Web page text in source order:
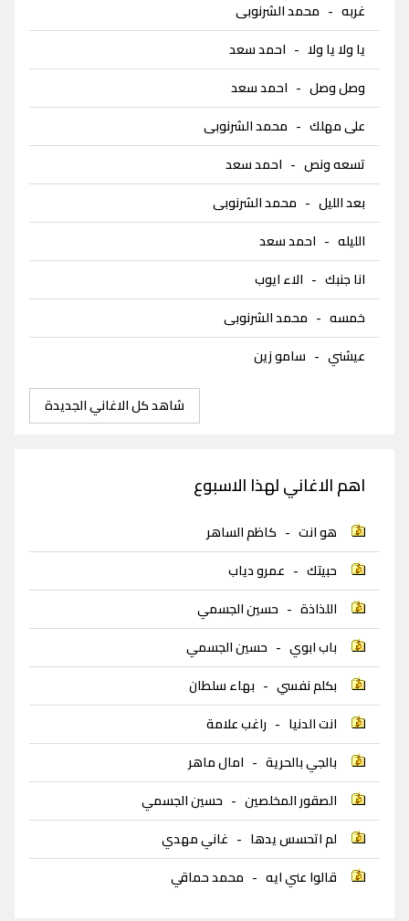
غربه - محمد الشرنوبى
يا ولا يا ولا - احمد سعد
وصل وصل - احمد سعد
على مهلك - محمد الشرنوبى
تسعه ونص - احمد سعد
بعد الليل - محمد الشرنوبى
الليله - احمد سعد
انا جنبك - الاء ايوب
خمسه - محمد الشرنوبى
عيشني - سامو زين
شاهد كل الاغاني الجديدة
اهم الاغاني لهذا الاسبوع
هو انت - كاظم الساهر
حبيتك - عمرو دياب
اللذاذة - حسين الجسمي
باب ابوي - حسين الجسمي
بكلم نفسي - بهاء سلطان
انت الدنيا - راغب علامة
بالجي بالحرية - امال ماهر
الصقور المخلصين - حسين الجسمي
لم اتحسس يدها - غاني مهدي
قالوا عني ايه - محمد حماقي